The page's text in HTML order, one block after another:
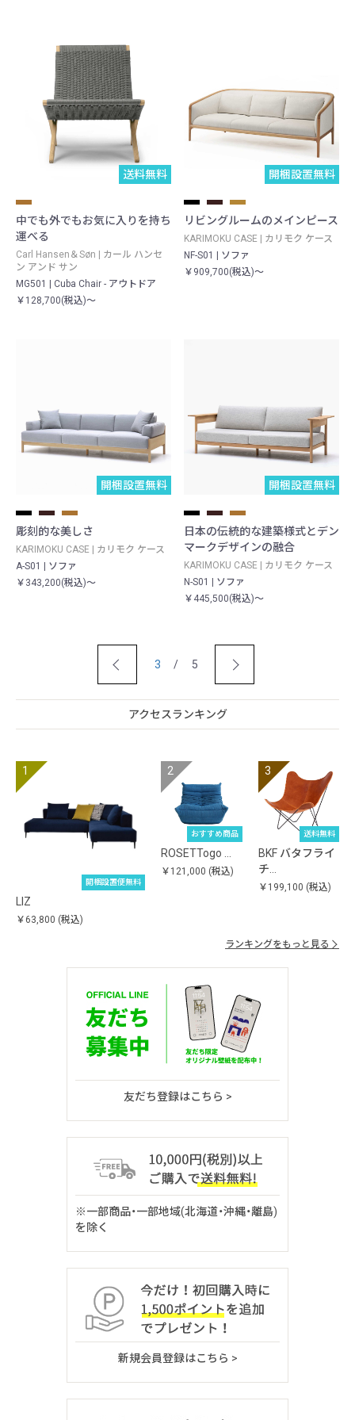
送料無料
中でも外でもお気に入りを持ち
運べる
Carl Hansen＆Søn | カール ハンセ
ン アンド サン
MG501 | Cuba Chair - アウトドア
￥128,700(税込)～
開梱設置無料
リビングルームのメインピース
KARIMOKU CASE | カリモク ケース
NF-S01 | ソファ
￥909,700(税込)～
開梱設置無料
彫刻的な美しさ
KARIMOKU CASE | カリモク ケース
A-S01 | ソファ
￥343,200(税込)～
開梱設置無料
日本の伝統的な建築様式とデン
マークデザインの融合
KARIMOKU CASE | カリモク ケース
N-S01 | ソファ
￥445,500(税込)～
3 / 5
アクセスランキング
開梱設置便無料
LIZ
￥63,800 (税込)
おすすめ商品
ROSETTogo …
￥121,000 (税込)
送料無料
BKF バタフライ
チ…
￥199,100 (税込)
ランキングをもっと見る
友だち登録はこちら >
※一部商品・一部地域(北海道・沖縄・離島)
を除く
新規会員登録はこちら >